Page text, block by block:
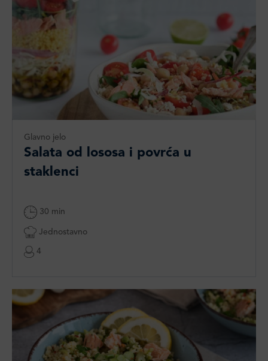
Glavno jelo
Salata od lososa i povrća u
staklenci
30 min
Jednostavno
4